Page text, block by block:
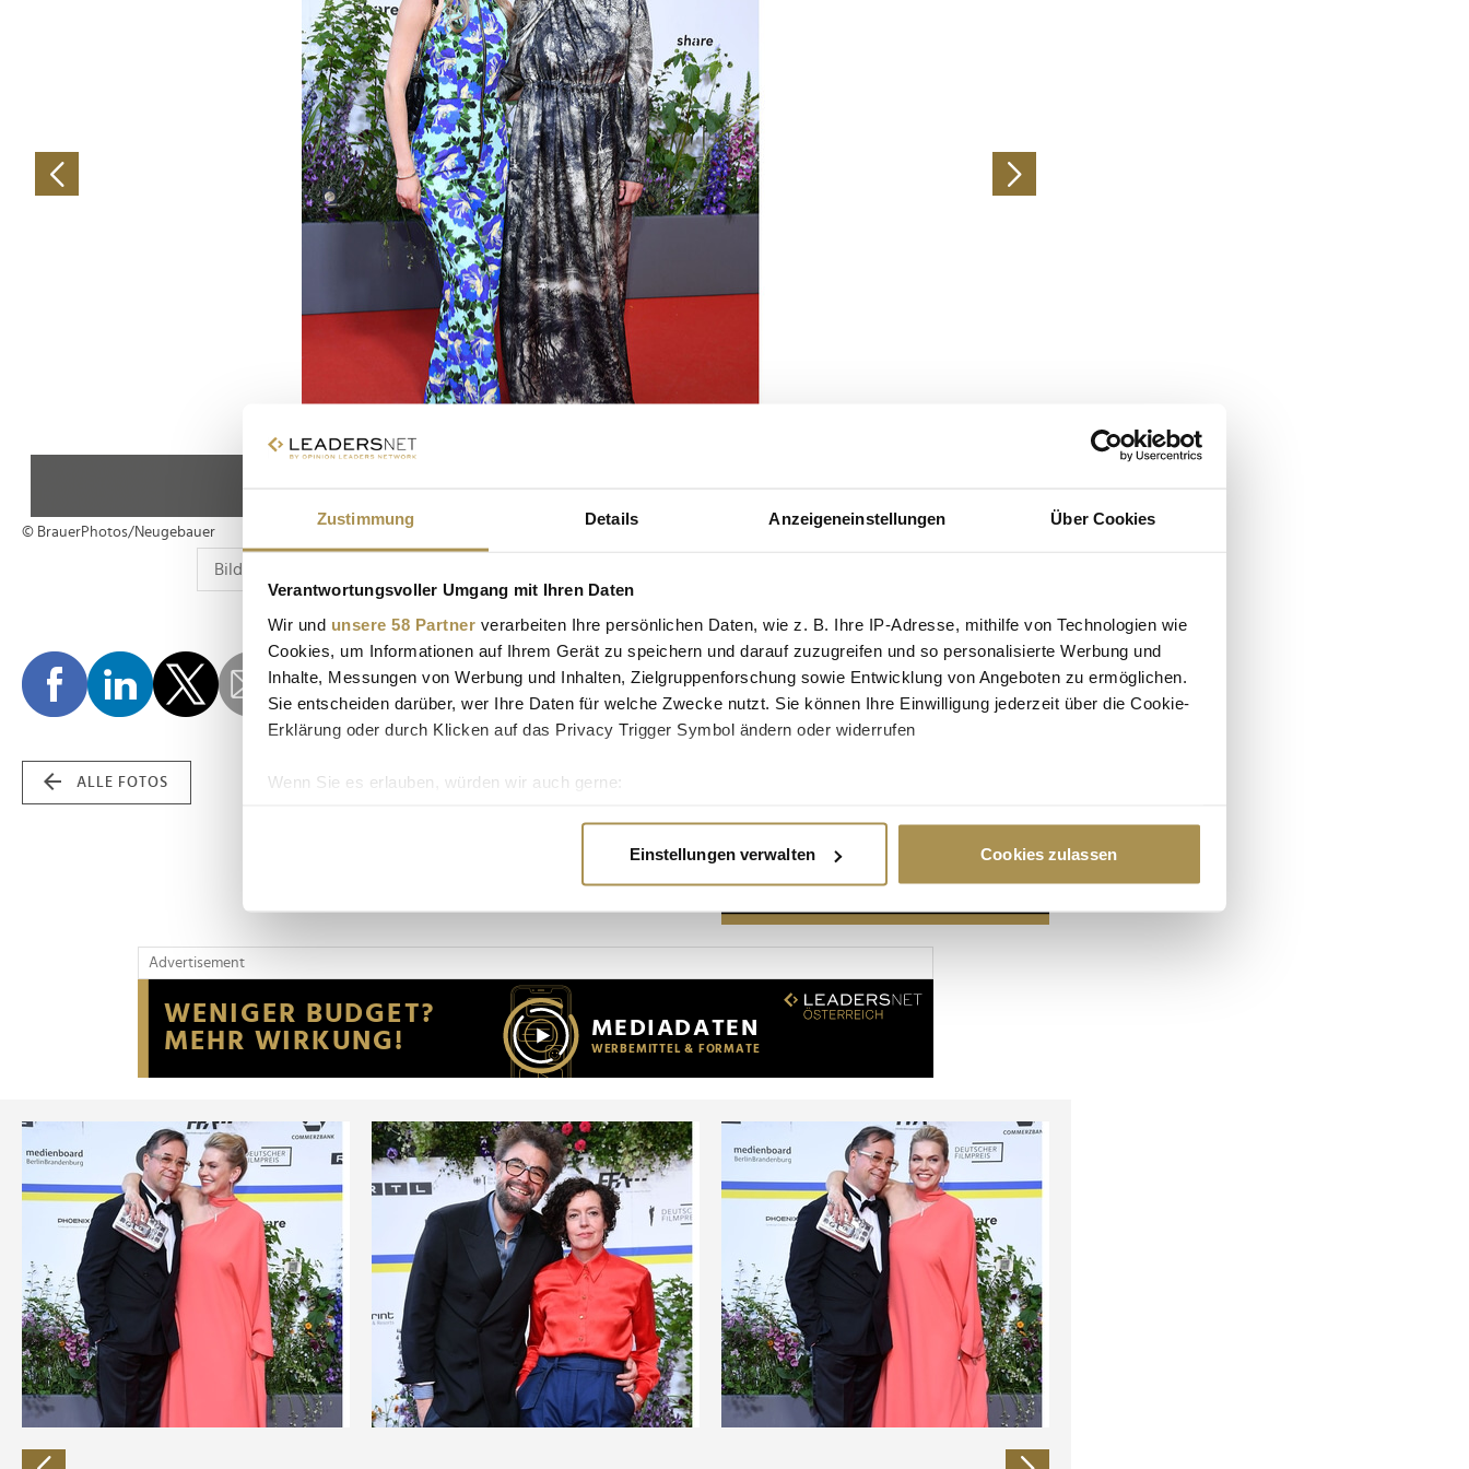
Zustimmung Details Anzeigeneinstellungen Über Cookies
Verantwortungsvoller Umgang mit Ihren Daten
Wir und unsere 58 Partner verarbeiten Ihre persönlichen Daten, wie z. B. Ihre IP-Adresse, mithilfe von Technologien wie
Cookies, um Informationen auf Ihrem Gerät zu speichern und darauf zuzugreifen und so personalisierte Werbung und
Inhalte, Messungen von Werbung und Inhalten, Zielgruppenforschung sowie Entwicklung von Angeboten zu ermöglichen.
Sie entscheiden darüber, wer Ihre Daten für welche Zwecke nutzt. Sie können Ihre Einwilligung jederzeit über die Cookie-
Erklärung oder durch Klicken auf das Privacy Trigger Symbol ändern oder widerrufen
Wenn Sie es erlauben, würden wir auch gerne:
Erfahren Sie mehr darüber, wie Ihre persönlichen Daten verarbeitet werden, und legen Sie Ihre Präferenzen im
Wir verwenden Cookies, um Inhalte und Anzeigen zu personalisieren, Funktionen für soziale Medien anbieten zu können
Website an unsere Partner für soziale Medien, Werbung und Analysen weiter. Unsere Partner führen diese Informationen
möglicherweise mit weiteren Daten zusammen, die Sie ihnen bereitgestellt haben oder die sie im Rahmen Ihrer Nutzung
der Dienste gesammelt haben.
Einstellungen verwalten Cookies zulassen
© BrauerPhotos/Neugebauer
ALLE FOTOS
Advertisement
Advertisement